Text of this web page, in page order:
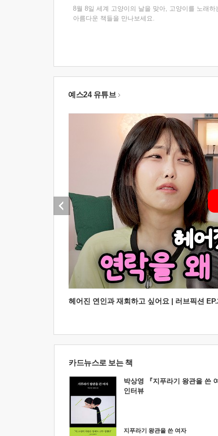
8월 8일 세계 고양이의 날을 맞아, 고양이를 노래하
아름다운 책들을 만나보세요.
예스24 유튜브
헤어진 연인과 재회하고 싶어요 | 러브픽션
카드뉴스로 보는 책
박상영 『지푸라기 왕관을 쓴
인터뷰
지푸라기 왕관을 쓴 여자